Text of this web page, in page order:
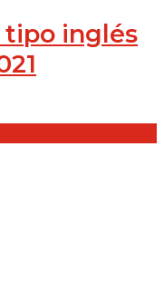
tipo inglés